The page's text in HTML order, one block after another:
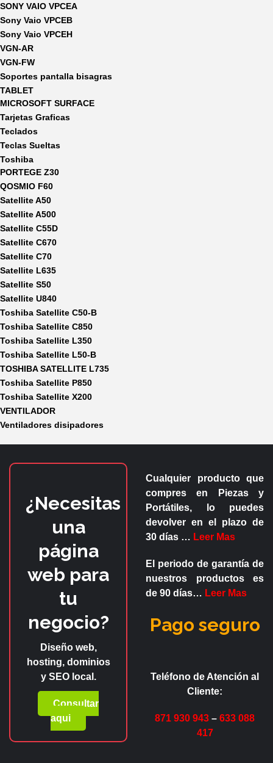
SONY VAIO VPCEA
Sony Vaio VPCEB
Sony Vaio VPCEH
VGN-AR
VGN-FW
Soportes pantalla bisagras
TABLET
MICROSOFT SURFACE
Tarjetas Graficas
Teclados
Teclas Sueltas
Toshiba
PORTEGE Z30
QOSMIO F60
Satellite A50
Satellite A500
Satellite C55D
Satellite C670
Satellite C70
Satellite L635
Satellite S50
Satellite U840
Toshiba Satellite C50-B
Toshiba Satellite C850
Toshiba Satellite L350
Toshiba Satellite L50-B
TOSHIBA SATELLITE L735
Toshiba Satellite P850
Toshiba Satellite X200
VENTILADOR
Ventiladores disipadores
¿Necesitas
una
página
web para
tu
negocio?
Diseño web,
hosting, dominios
y SEO local.
Consultar
aqui
Cualquier producto que
compres en
Piezas y
Portátiles, lo puedes
devolver en el plazo de
30 días … Leer Mas
El periodo de garantía de
nuestros productos es
de 90 días… Leer Mas
Pago seguro
Teléfono de Atención al
Cliente:
871 930 943 – 633 088
417